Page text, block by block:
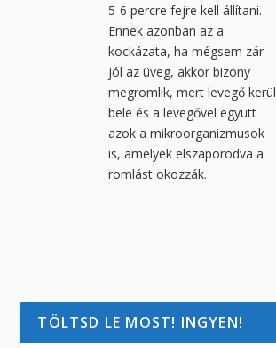
5-6 percre fejre kell állítani.
Ennek azonban az a
kockázata, ha mégsem zár
jól az üveg, akkor bizony
megromlik, mert levegő kerül
bele és a levegővel együtt
azok a mikroorganizmusok
is, amelyek elszaporodva a
romlást okozzák.
TÖLTSD LE MOST! INGYEN!